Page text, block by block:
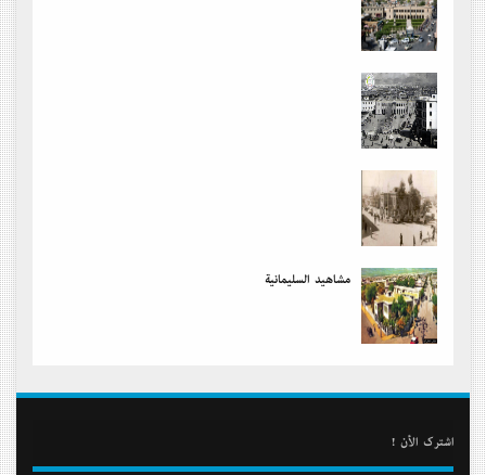
مشاهید السلیمانیة
أشترك الأن !